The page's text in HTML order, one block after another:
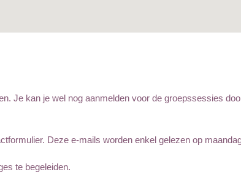
Je kan je wel nog aanmelden voor de groepssessies
Deze e-mails worden enkel gelezen op
te begeleiden.